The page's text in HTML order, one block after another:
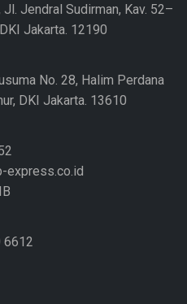
Jendral Sudirman, Kav. 52–
Jakarta. 12190
No. 28, Halim Perdana
DKI Jakarta. 13610
express.co.id
6612